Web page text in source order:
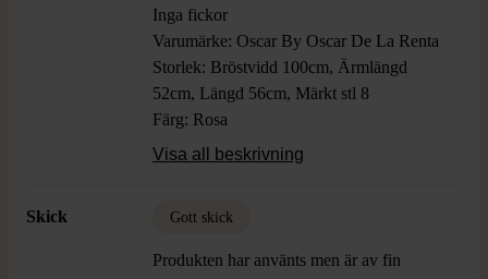
Inga fickor
Varumärke: Oscar By Oscar De La Renta
Storlek: Bröstvidd 100cm, Ärmlängd
52cm, Längd 56cm, Märkt stl 8
Färg: Rosa
Material: 67% Bomull, 33% Viskos,
Visa all beskrivning
Skick Gott skick
Produkten har använts men är av fin